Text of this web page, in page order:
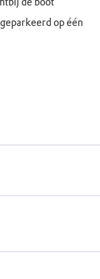
op één
vertrekt
Lelystad
vanaf de
in de richting